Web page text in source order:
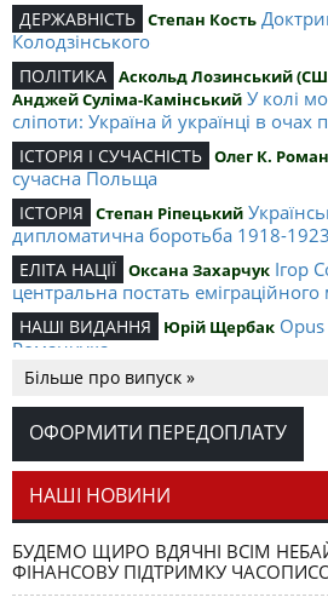
ДЕРЖАВНІСТЬ Степан Кость
Колодзінського
ПОЛІТИКА Аскольд Лозинський
Анджей Суліма-Камінський У колі
сліпоти: Україна й українці в очах
ІСТОРІЯ І СУЧАСНІСТЬ Олег К.
сучасна Польща
ІСТОРІЯ Степан Ріпецький
дипломатична боротьба 1918-1923
ЕЛІТА НАЦІЇ Оксана Захарчук Ігор
центральна постать
НАШІ ВИДАННЯ Юрій Щербак
Романчука
РЕЦЕНЗІЇ Петро Іванишин
Романчука
СЛОВО РЕДАКЦІЙНЕ Олег К.
як уособлення української
Більше про випуск »
ОФОРМИТИ ПЕРЕДОПЛАТУ
НАШІ НОВИНИ
БУДЕМО ЩИРО ВДЯЧНІ ВСІМ
ФІНАНСОВУ ПІДТРИМКУ